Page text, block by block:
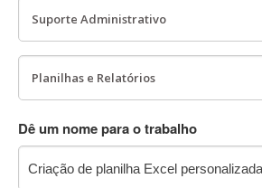
Dê um nome para o trabalho